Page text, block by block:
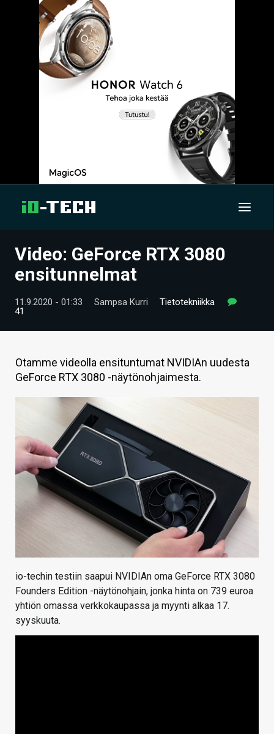
UUTISET
VIDEOT
TIETOA
VAIHDA TEEMA
HAKU
Video: GeForce RTX 3080
ensitunnelmat
11.9.2020 - 01:33 Sampsa Kurri
Tietotekniikka
41
Otamme videolla ensituntumat NVIDIAn uudesta
GeForce RTX 3080 -näytönohjaimesta.
io-techin testiin saapui NVIDIAn oma GeForce RTX 3080
Founders Edition -näytönohjain, jonka hinta on 739 euroa
yhtiön omassa verkkokaupassa ja myynti alkaa 17.
syyskuuta.